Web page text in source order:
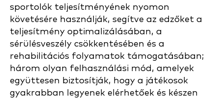
sportolók teljesítményének nyomon
követésére használják, segítve az edzőket a
teljesítmény optimalizálásában, a
sérülésveszély csökkentésében és a
rehabilitációs folyamatok támogatásában;
három olyan felhasználási mód, amelyek
együttesen biztosítják, hogy a játékosok
gyakrabban legyenek elérhetőek és készen